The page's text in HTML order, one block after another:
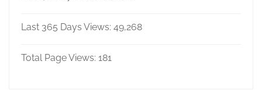
Last 365 Days Views: 49,268
Total Page Views: 181